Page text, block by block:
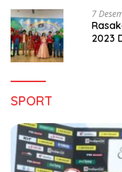
7
2023
SPORT